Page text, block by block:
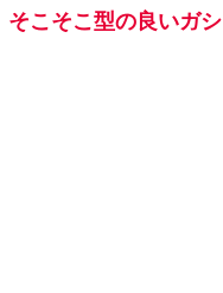
そこそこ型の良いガシ